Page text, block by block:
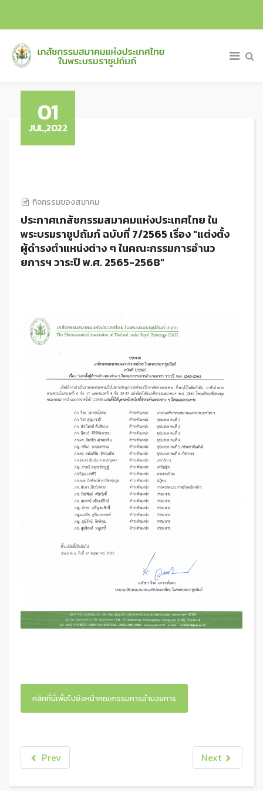
01
JUL,2022
กิจกรรมของสมาคม
ประกาศเภสัชกรรมสมาคมแห่งประเทศไทย ใน
พระบรมราชูปถัมภ์ ฉบับที่ 7/2565 เรื่อง "แต่งตั้ง
ผู้ดำรงตำแหน่งต่าง ๆ ในคณะกรรมการอำนว
ยการฯ วาระปี พ.ศ. 2565-2568"
คลิกที่นี่เพื่อไปยังหน้าคณะกรรมการอำนวยการ
Prev Next